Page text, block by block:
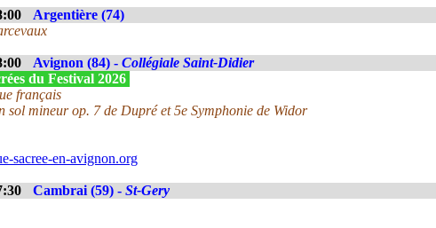
Argentière (74)
Avignon (84) - Collégiale Saint-Didier
du Festival 2026
français
sol mineur op. 7 de Dupré et 5e Symphonie de Widor
sacree-en-avignon.org
Cambrai (59) - St-Gery